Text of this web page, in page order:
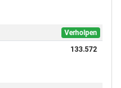
Verholpen
133.572